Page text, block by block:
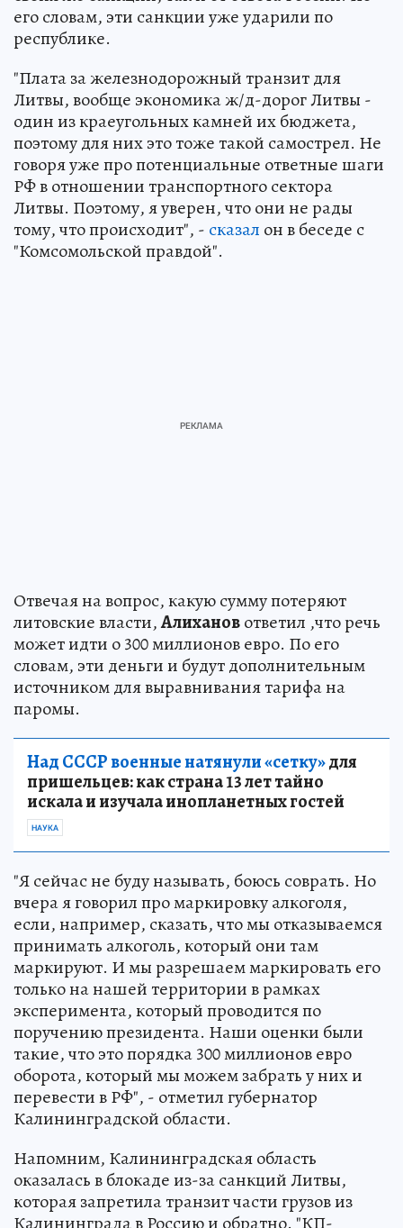
его словам, эти санкции уже ударили по
республике.
"Плата за железнодорожный транзит для
Литвы, вообще экономика ж/д-дорог Литвы -
один из краеугольных камней их бюджета,
поэтому для них это тоже такой самострел. Не
говоря уже про потенциальные ответные шаги
РФ в отношении транспортного сектора
Литвы. Поэтому, я уверен, что они не рады
тому, что происходит", - сказал он в беседе с
"Комсомольской правдой".
Отвечая на вопрос, какую сумму потеряют
литовские власти,Алихановответил ,что речь
может идти о 300 миллионов евро. По его
словам, эти деньги и будут дополнительным
источником для выравнивания тарифа на
паромы.
Над СССР военные натянули «сетку»для
пришельцев: как страна 13 лет тайно
искала и изучала инопланетных гостей
НАУКА
"Я сейчас не буду называть, боюсь соврать. Но
вчера я говорил про маркировку алкоголя,
если, например, сказать, что мы отказываемся
принимать алкоголь, который они там
маркируют. И мы разрешаем маркировать его
только на нашей территории в рамках
эксперимента, который проводится по
поручению президента. Наши оценки были
такие, что это порядка 300 миллионов евро
оборота, который мы можем забрать у них и
перевести в РФ", - отметил губернатор
Калининградской области.
Напомним, Калининградская область
оказалась в блокаде из-за санкций Литвы,
которая запретила транзит части грузов из
Калининграда в Россию и обратно. "КП-